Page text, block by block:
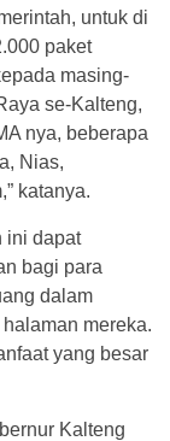
untuk di
paket
masing-
se-Kalteng,
nya, beberapa
Nias,
katanya.
ini dapat
bagi para
dalam
mereka.
yang besar
Kalteng